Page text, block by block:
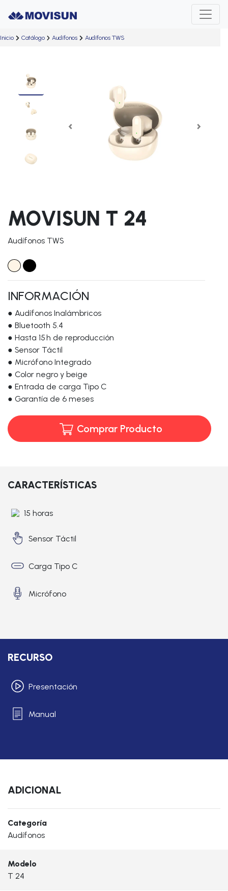
Inicio Catálogo Audífonos Audífonos TWS
Previous Next
MOVISUN T 24
Audífonos TWS
INFORMACIÓN
● Audífonos Inalámbricos
● Bluetooth 5.4
● Hasta 15 h de reproducción
● Sensor Táctil
● Micrófono Integrado
● Color negro y beige
● Entrada de carga Tipo C
● Garantía de 6 meses
Comprar Producto
CARACTERÍSTICAS
15 horas
Sensor Táctil
Carga Tipo C
Micrófono
RECURSO
Presentación
Manual
ADICIONAL
Categoría
Audífonos
Modelo
T 24